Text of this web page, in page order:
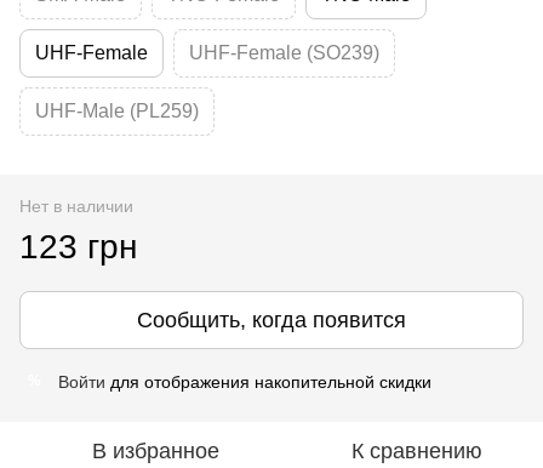
UHF-Female UHF-Female (SO239)
UHF-Male (PL259)
Нет в наличии
123 грн
Сообщить, когда появится
Войти для отображения накопительной скидки
В избранное К сравнению